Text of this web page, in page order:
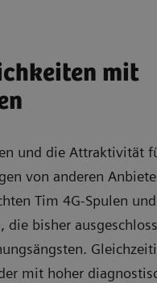
mit
und die Attraktivität
von anderen
Tim 4G-Spulen
bisher
mit hoher